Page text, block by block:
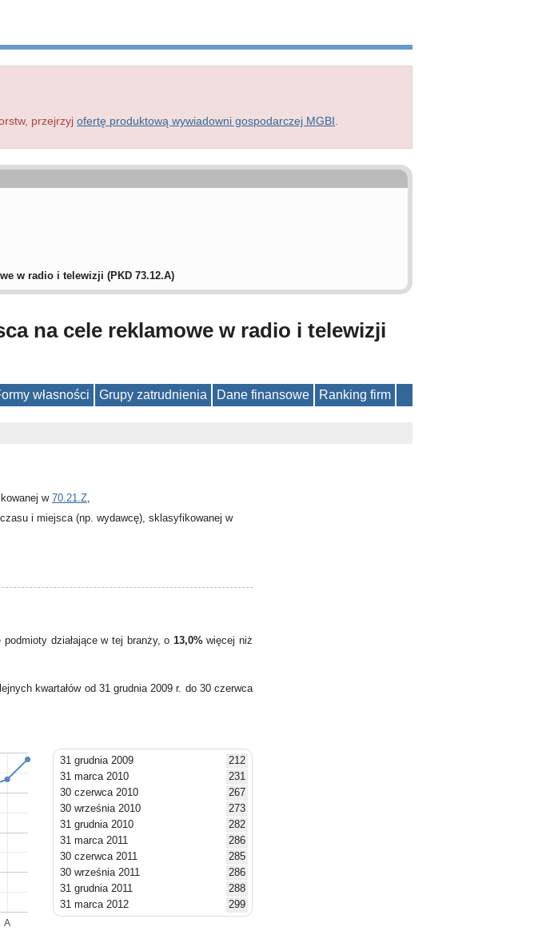
przejrzyj ofertę produktową wywiadowni gospodarczej MGBI
w radio i telewizji (PKD 73.12.A)
na cele reklamowe w radio i telewizji
własności Grupy zatrudnienia Dane finansowe Ranking firm
w 70.21.Z,
i miejsca (np. wydawcę), sklasyfikowanej w
działające w tej branży, o 13,0%więcej niż
kwartałów od 31 grudnia 2009 r. do 30 czerwca
A
31 grudnia 2009
212
31 marca 2010
231
30 czerwca 2010
267
30 września 2010
273
31 grudnia 2010
282
31 marca 2011
286
30 czerwca 2011
285
30 września 2011
286
31 grudnia 2011
288
31 marca 2012
299
30 czerwca 2012
325